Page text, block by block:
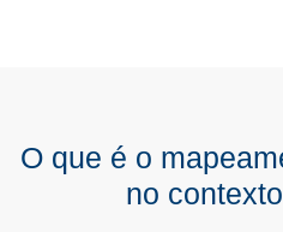
O que é o
no